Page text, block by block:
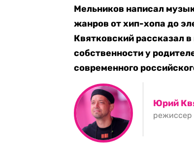
Мельников написал
жанров от хип-хопа до
Квятковский рассказал
собственности у
современного
Юрий
режиссер